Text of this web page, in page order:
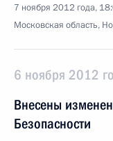
7 ноября 2012 года,
Московская область,
6 ноября 2012
Внесены
Безопасности